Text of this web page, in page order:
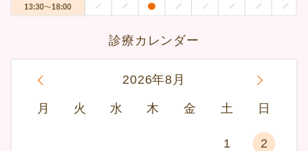
診療カレンダー
2026年8月 »
月 火 水 木 金 土 日
1
2